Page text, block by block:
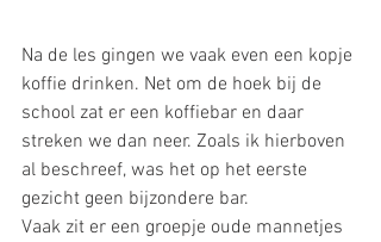
Na de les gingen we vaak even een kopje
koffie drinken. Net om de hoek bij de
school zat er een koffiebar en daar
streken we dan neer. Zoals ik hierboven
al beschreef, was het op het eerste
gezicht geen bijzondere bar.
Vaak zit er een groepje oude mannetjes